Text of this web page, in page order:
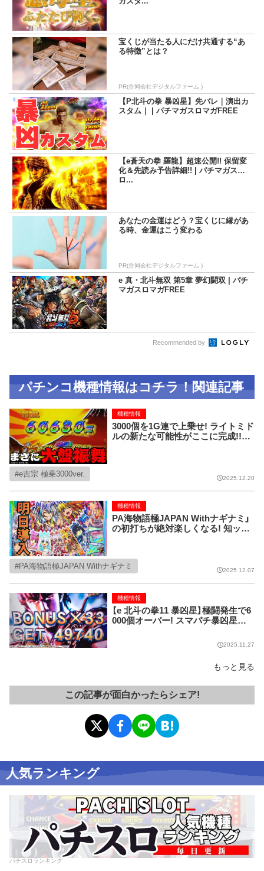
宝くじが当たる人にだけ共通する“あ
る特徴”とは？
PR(合同会社デジタルファーム )
【P北斗の拳 暴凶星】先バレ｜演出カ
スタム｜ | パチマガスロマガFREE
【e蒼天の拳 羅龍】超速公開!! 保留変
化＆先読み予告詳細!! | パチマガス
ロ...
あなたの金運はどう？宝くじに縁があ
る時、金運はこう変わる
PR(合同会社デジタルファーム )
e 真・北斗無双 第5章 夢幻闘双 | パチ
マガスロマガFREE
Recommended by
パチンコ機種情報はコチラ！関連記事
3000個を1G連で上乗せ! ライトミド
ルの新たな可能性がここに完成!!【e
機種情報
e吉宗 極乗3000ver. 2025.12.20
PA海物語極JAPAN Withナギナミ」
の初打ちが絶対楽しくなる! 知ット
機種情報
PA海物語極JAPAN Withナギナミ 2025.12.07
【e 北斗の拳11 暴凶星】極闘発生で6
000個オーバー! スマパチ暴凶星の
機種情報
2025.11.27
もっと見る
この記事が面白かったらシェア!
人気ランキング
パチスロランキング